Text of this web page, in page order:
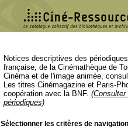
Notices descriptives des
française, de la Cinémathèque de
Cinéma et de l'image animée,
Les titres Cinémagazine et Paris-
coopération avec la BNF.
périodiques)
Sélectionner les critères de